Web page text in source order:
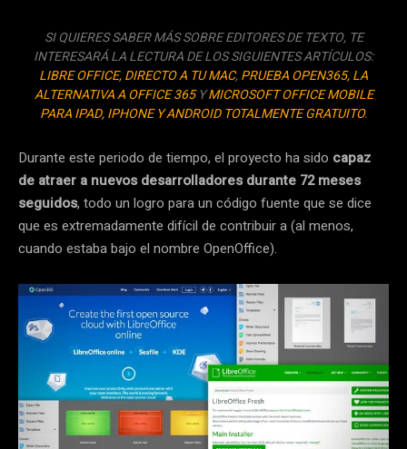
SI QUIERES SABER MÁS SOBRE EDITORES DE TEXTO, TE
INTERESARÁ LA LECTURA DE LOS SIGUIENTES ARTÍCULOS:
LIBRE OFFICE, DIRECTO A TU MAC,PRUEBA OPEN365, LA
ALTERNATIVA A OFFICE 365YMICROSOFT OFFICE MOBILE
PARA IPAD, IPHONE Y ANDROID TOTALMENTE GRATUITO.
Durante este periodo de tiempo, el proyecto ha sido capaz
de atraer a nuevos desarrolladores durante 72 meses
seguidos, todo un logro para un código fuente que se dice
que es extremadamente difícil de contribuir a (al menos,
cuando estaba bajo el nombre OpenOffice).